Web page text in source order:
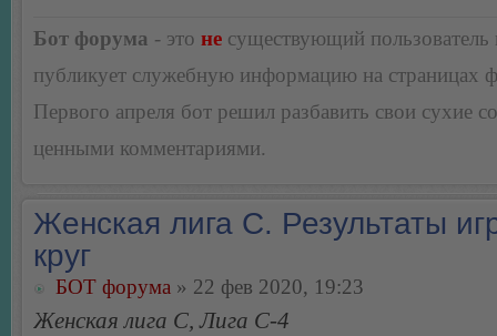
Бот форума - это не существующий пользователь
публикует служебную информацию на страницах
Первого апреля бот решил разбавить свои сухие
ценными комментариями.
Женская лига С. Результаты
круг
БОТ форума » 22 фев 2020, 19:23
Женская лига С, Лига С-4